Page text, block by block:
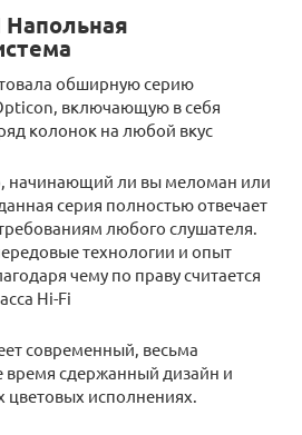
Напольная
обширную серию
включающую в себя
колонок на любой вкус
начинающий ли вы меломан или
серия полностью отвечает
любого слушателя.
технологии и опыт
чему по праву считается
Hi-Fi
современный, весьма
время сдержанный дизайн и
цветовых исполнениях.